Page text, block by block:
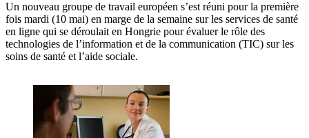
Un nouveau groupe de travail européen s’est réuni pour la première
fois mardi (10 mai) en marge de la semaine sur les services de santé
en ligne qui se déroulait en Hongrie pour évaluer le rôle des
technologies de l’information et de la communication (TIC) sur les
soins de santé et l’aide sociale.